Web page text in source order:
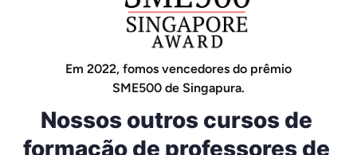
Em 2022, fomos vencedores do prêmio
SME500 de Singapura.
Nossos outros cursos de
formação de professores de